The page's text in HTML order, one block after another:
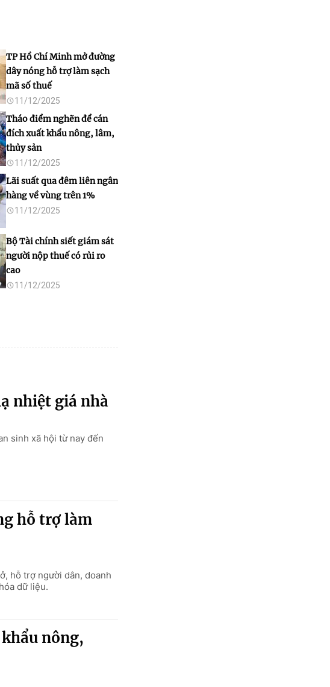
TP Hồ Chí Minh mở đường
dây nóng hỗ trợ làm sạch
mã số thuế
11/12/2025
Tháo điểm nghẽn để cán
đích xuất khẩu nông, lâm,
thủy sản
11/12/2025
Lãi suất qua đêm liên ngân
hàng về vùng trên 1%
11/12/2025
Bộ Tài chính siết giám sát
người nộp thuế có rủi ro
cao
11/12/2025
nhiệt giá nhà
sinh xã hội từ nay đến
hỗ trợ làm
hỗ trợ người dân, doanh
dữ liệu.
nông,